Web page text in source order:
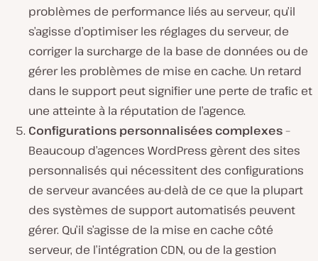
problèmes de performance liés au serveur, qu’il
s’agisse d’optimiser les réglages du serveur, de
corriger la surcharge de la base de données ou de
gérer les problèmes de mise en cache. Un retard
dans le support peut signifier une perte de trafic et
une atteinte à la réputation de l’agence.
Configurations personnalisées complexes–
Beaucoup d’agences WordPress gèrent des sites
personnalisés qui nécessitent des configurations
de serveur avancées au-delà de ce que la plupart
des systèmes de support automatisés peuvent
gérer. Qu’il s’agisse de la mise en cache côté
serveur, de l’intégration CDN, ou de la gestion